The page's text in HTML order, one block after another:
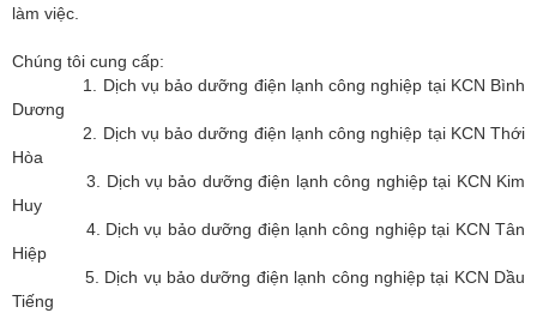
làm việc.
Chúng tôi cung cấp:
1. Dịch vụ bảo dưỡng điện lạnh công nghiệp tại KCN Bình
Dương
2. Dịch vụ bảo dưỡng điện lạnh công nghiệp tại KCN Thới
Hòa
3. Dịch vụ bảo dưỡng điện lạnh công nghiệp tại KCN Kim
Huy
4. Dịch vụ bảo dưỡng điện lạnh công nghiệp tại KCN Tân
Hiệp
5. Dịch vụ bảo dưỡng điện lạnh công nghiệp tại KCN Dầu
Tiếng